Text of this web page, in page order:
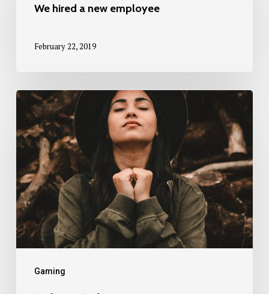
employee
We hired a new employee
February 22, 2019
Gaming
Ambrose
Redmoon